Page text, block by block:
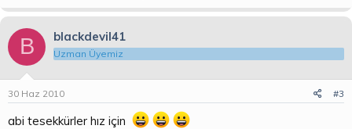
B blackdevil41
Uzman Üyemiz
30 Haz 2010 #3
abi tesekkürler hız için